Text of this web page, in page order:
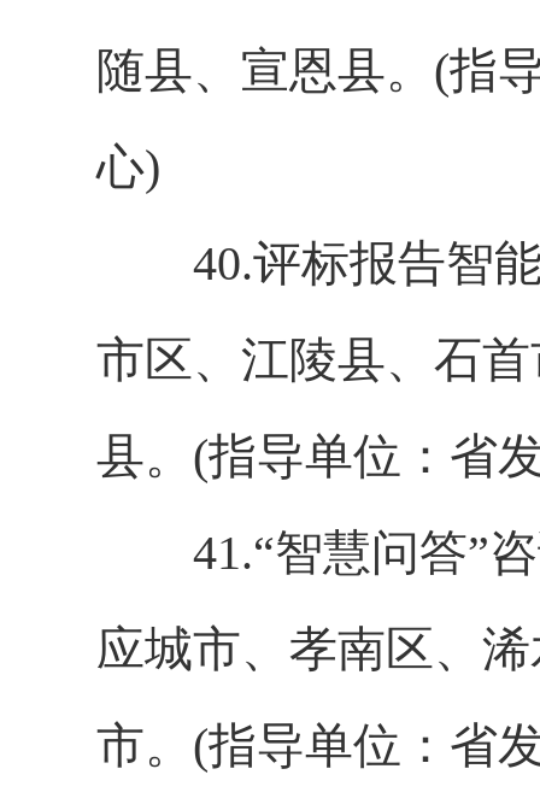
随县、宣恩县。(指
心)
40.评标报告智能
市区、江陵县、石
县。(指导单位：省
41.“智慧问答”咨
应城市、孝南区、
市。(指导单位：省